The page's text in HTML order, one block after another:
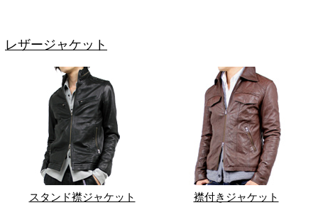
レザージャケット
スタンド襟ジャケット 襟付きジャケット